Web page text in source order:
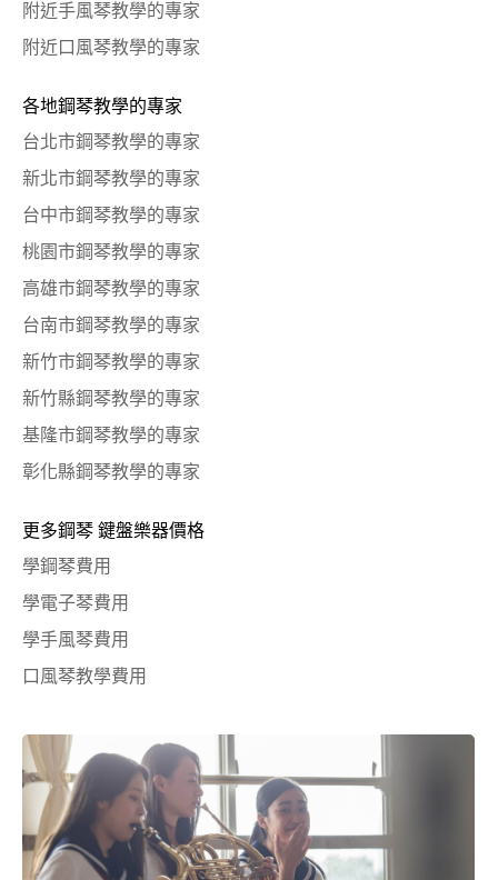
附近手風琴教學的專家
附近口風琴教學的專家
各地鋼琴教學的專家
台北市鋼琴教學的專家
新北市鋼琴教學的專家
台中市鋼琴教學的專家
桃園市鋼琴教學的專家
高雄市鋼琴教學的專家
台南市鋼琴教學的專家
新竹市鋼琴教學的專家
新竹縣鋼琴教學的專家
基隆市鋼琴教學的專家
彰化縣鋼琴教學的專家
更多鋼琴 鍵盤樂器價格
學鋼琴費用
學電子琴費用
學手風琴費用
口風琴教學費用